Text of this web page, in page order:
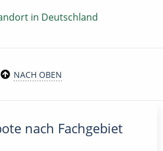
in Deutschland
NACH OBEN
nach Fachgebiet